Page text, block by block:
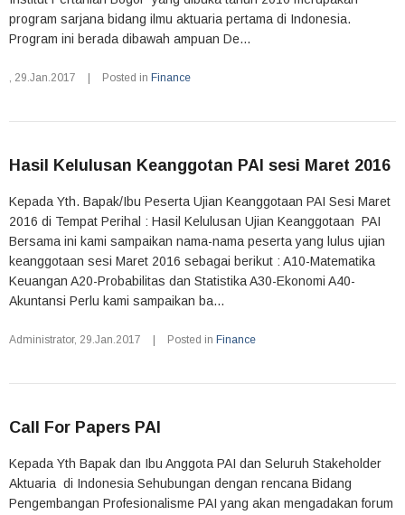
program sarjana bidang ilmu aktuaria pertama di Indonesia.
Program ini berada dibawah ampuan De...
, 29.Jan.2017 Posted in Finance
Hasil Kelulusan Keanggotan PAI sesi Maret 2016
Kepada Yth. Bapak/Ibu Peserta Ujian Keanggotaan PAI Sesi Maret
2016 di Tempat Perihal : Hasil Kelulusan Ujian Keanggotaan PAI
Bersama ini kami sampaikan nama-nama peserta yang lulus ujian
keanggotaan sesi Maret 2016 sebagai berikut : A10-Matematika
Keuangan A20-Probabilitas dan Statistika A30-Ekonomi A40-
Akuntansi Perlu kami sampaikan ba...
Administrator, 29.Jan.2017 Posted in Finance
Call For Papers PAI
Kepada Yth Bapak dan Ibu Anggota PAI dan Seluruh Stakeholder
Aktuaria di Indonesia Sehubungan dengan rencana Bidang
Pengembangan Profesionalisme PAI yang akan mengadakan forum